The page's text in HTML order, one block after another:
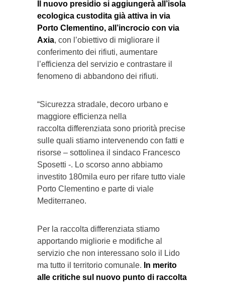
Il nuovo presidio si aggiungerà all’isola
ecologica custodita già attiva in via
Porto Clementino, all’incrocio con via
Axia, con l’obiettivo di migliorare il
conferimento dei rifiuti, aumentare
l’efficienza del servizio e contrastare il
fenomeno di abbandono dei rifiuti.
“Sicurezza stradale, decoro urbano e
maggiore efficienza nella
raccolta differenziata sono priorità precise
sulle quali stiamo intervenendo con fatti e
risorse – sottolinea il sindaco Francesco
Sposetti -. Lo scorso anno abbiamo
investito 180mila euro per rifare tutto viale
Porto Clementino e parte di viale
Mediterraneo.
Per la raccolta differenziata stiamo
apportando migliorie e modifiche al
servizio che non interessano solo il Lido
ma tutto il territorio comunale. In merito
alle critiche sul nuovo punto di raccolta